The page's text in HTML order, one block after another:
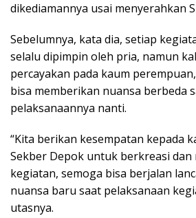
dikediamannya usai menyerahkan
Sebelumnya, kata dia, setiap
selalu dipimpin oleh pria, namun
percayakan pada kaum
bisa memberikan nuansa berbeda
pelaksanaannya nanti.
“Kita berikan kesempatan kepada
Sekber Depok untuk berkreasi dan
kegiatan, semoga bisa berjalan
nuansa baru saat pelaksanaan
utasnya.